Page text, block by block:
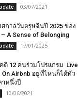
03/07/2021
กาลวันตรุษจีนปี 2025 ของ
A Sense of Belonging
17/01/2025
ดี 12 คนร่วมโปรแกรม Live
On Airbnb อยู่ที่ไหนก็ได้ทั่ว
าหนึ่งปี
10/06/2021